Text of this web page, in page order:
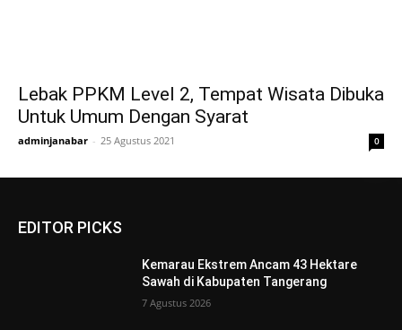
Lebak PPKM Level 2, Tempat Wisata Dibuka
Untuk Umum Dengan Syarat
adminjanabar - 25 Agustus 2021 0
EDITOR PICKS
Kemarau Ekstrem Ancam 43 Hektare
Sawah di Kabupaten Tangerang
7 Agustus 2026